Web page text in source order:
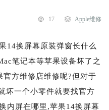
17 Apple维修
14换屏幕原装弹窗长什么
笔记本等苹果设备坏了之
官方维修店维修呢?但对于
坏一个小零件就要找官方
内屏在哪里,苹果14换屏幕